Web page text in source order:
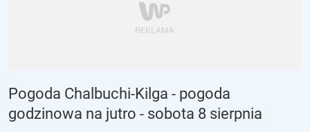
Pogoda Chalbuchi-Kilga - pogoda
godzinowa na jutro - sobota 8 sierpnia